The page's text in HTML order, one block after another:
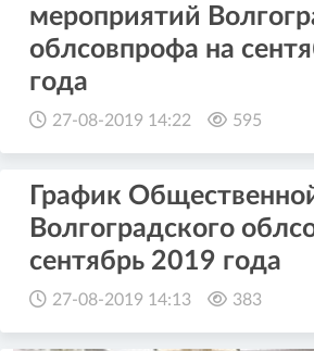
мероприятий
облсовпрофа на
года
27-08-2019 14:22 595
График
Волгоградского
сентябрь 2019 года
27-08-2019 14:13 383